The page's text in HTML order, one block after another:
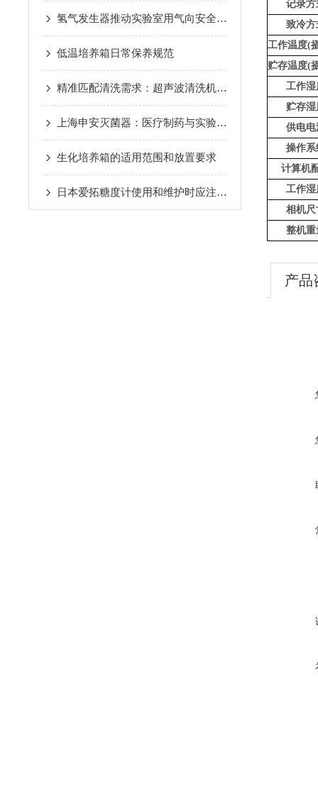
氢气发生器推动实验室用气向安全化发展
低温培养箱日常保养规范
精准匹配清洗需求：超声波清洗机采购核心指标指南
上海申安灭菌器：医疗制药与实验室的无菌底线守护
生化培养箱的适用范围和放置要求
日本爱拓糖度计使用和维护时应注意以下事项
记录方
致冷方
工作温度(
贮存温度(
工作湿
贮存湿
供电电
操作系
计算机
工作湿
相机尺
整机重
产品